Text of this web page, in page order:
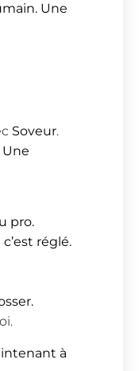
Une
Soveur.
Une
pro.
réglé.
à